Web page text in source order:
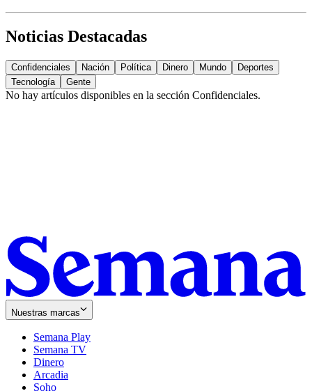
Noticias Destacadas
Confidenciales Nación Política Dinero Mundo
Deportes
Tecnología
Gente
No hay artículos disponibles en la sección Confidenciales.
Nuestras marcas
Semana Play
Semana TV
Dinero
Arcadia
Soho